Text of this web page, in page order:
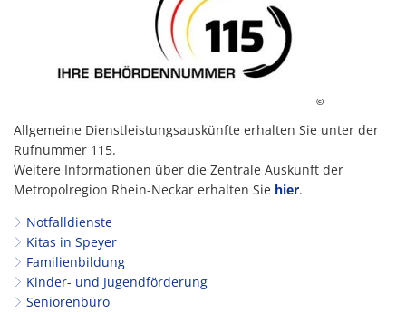
©
Allgemeine Dienstleistungsauskünfte erhalten Sie unter der
Rufnummer 115.
Weitere Informationen über die Zentrale Auskunft der
Metropolregion Rhein-Neckar erhalten Sie hier.
Notfalldienste
Kitas in Speyer
Familienbildung
Kinder- und Jugendförderung
Seniorenbüro